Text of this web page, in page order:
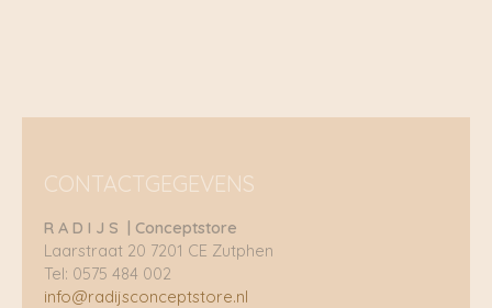
CONTACTGEGEVENS
R A D I J S | Conceptstore
Laarstraat 20 7201 CE Zutphen
Tel: 0575 484 002
info@radijsconceptstore.nl